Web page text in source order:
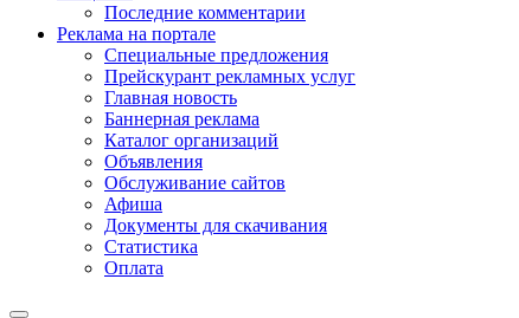
Последние комментарии
Реклама на портале
Специальные предложения
Прейскурант рекламных услуг
Главная новость
Баннерная реклама
Каталог организаций
Объявления
Обслуживание сайтов
Афиша
Документы для скачивания
Статистика
Оплата